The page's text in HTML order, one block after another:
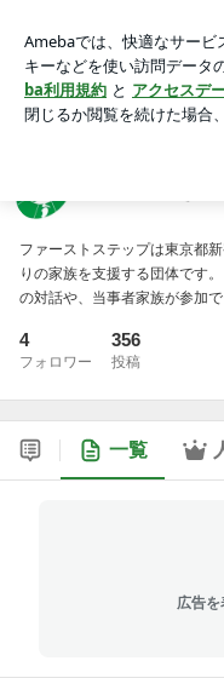
アプリをダウンロードし
ょう。
ファーストステップは東京都
りの家族を支援する団体です
の対話や、当事者家族が参加
4
フォロワー
356
投稿
一覧
広告